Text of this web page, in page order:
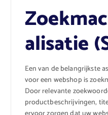
alisatie
Een van de belangrijkste
voor een webshop is
Door relevante
productbeschrijvingen,